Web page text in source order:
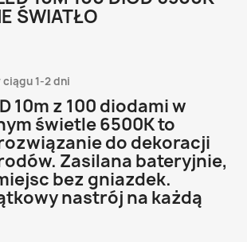
ŚWIATŁO
ciągu 1-2 dni
10m z 100 diodami w
świetle 6500K to
do dekoracji
Zasilana bateryjnie,
bez gniazdek.
nastrój na każdą